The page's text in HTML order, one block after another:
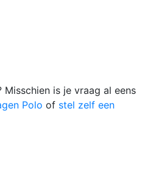
is je vraag al eens
Polo of stel zelf een